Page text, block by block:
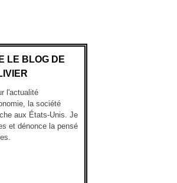
LE BLOG DE
l'actualité
la société
aux États-Unis. Je
et dénonce la pensé